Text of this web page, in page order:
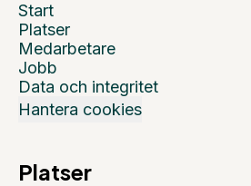
Start
Platser
Medarbetare
Jobb
Data och integritet
Hantera cookies
Platser